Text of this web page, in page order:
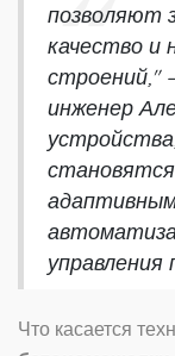
позволяют
качество и
строений,"
инженер
управления
Что касается